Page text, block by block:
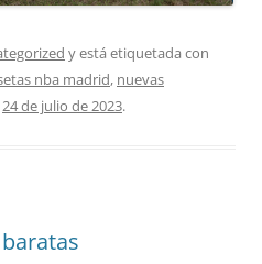
y está etiquetada con
nba madrid, nuevas
24 de julio de 2023.